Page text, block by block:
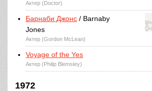
Актер (Doctor)
Барнаби Джонс / Barnaby
Jones
Актер (Gordon McLean)
Voyage of the Yes
Актер (Philip Blemsley)
1972